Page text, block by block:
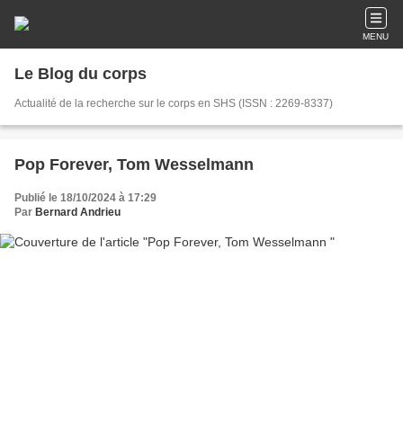
MENU
Le Blog du corps
Actualité de la recherche sur le corps en SHS (ISSN : 2269-8337)
Pop Forever, Tom Wesselmann
Publié le 18/10/2024 à 17:29
Par Bernard Andrieu